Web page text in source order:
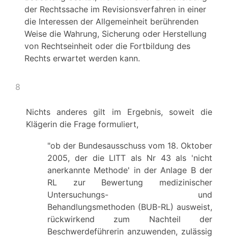
der Rechtssache im Revisionsverfahren in einer
die Interessen der Allgemeinheit berührenden
Weise die Wahrung, Sicherung oder Herstellung
von Rechtseinheit oder die Fortbildung des
Rechts erwartet werden kann.
8
Nichts anderes gilt im Ergebnis, soweit die
Klägerin die Frage formuliert,
"ob der Bundesausschuss vom 18. Oktober
2005, der die LITT als Nr 43 als 'nicht
anerkannte Methode' in der Anlage B der
RL zur Bewertung medizinischer
Untersuchungs- und
Behandlungsmethoden (BUB-RL) ausweist,
rückwirkend zum Nachteil der
Beschwerdeführerin anzuwenden, zulässig